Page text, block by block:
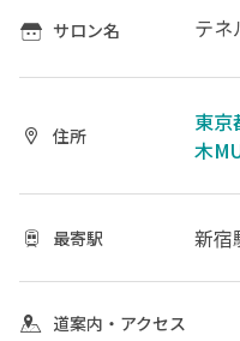
サロン名 テネ
住所
東京
木
最寄駅 新宿
道案内・アクセス